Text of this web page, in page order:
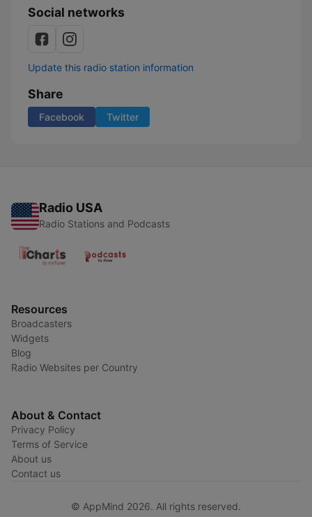
Social networks
Update this radio station information
Share
Facebook Twitter
Radio USA
Radio Stations and Podcasts
Resources
Broadcasters
Widgets
Blog
Radio Websites per Country
About & Contact
Privacy Policy
Terms of Service
About us
Contact us
© AppMind 2026. All rights reserved.